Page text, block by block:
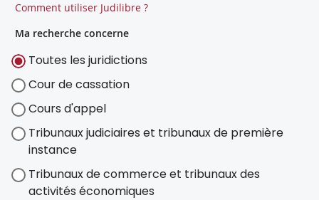
Comment utiliser Judilibre ?
Ma recherche concerne
Toutes les juridictions
Cour de cassation
Cours d'appel
Tribunaux judiciaires et tribunaux de première
instance
Tribunaux de commerce et tribunaux des
activités économiques